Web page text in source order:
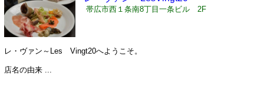
帯広市西１条南8丁目一条ビル 2F
レ・ヴァン～Les Vingt20へようこそ。
店名の由来 ...